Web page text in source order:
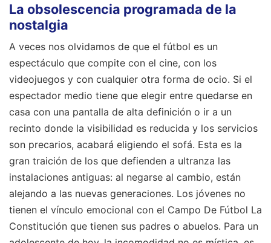
La obsolescencia programada de la
nostalgia
A veces nos olvidamos de que el fútbol es un
espectáculo que compite con el cine, con los
videojuegos y con cualquier otra forma de ocio. Si el
espectador medio tiene que elegir entre quedarse en
casa con una pantalla de alta definición o ir a un
recinto donde la visibilidad es reducida y los servicios
son precarios, acabará eligiendo el sofá. Esta es la
gran traición de los que defienden a ultranza las
instalaciones antiguas: al negarse al cambio, están
alejando a las nuevas generaciones. Los jóvenes no
tienen el vínculo emocional con el Campo De Fútbol La
Constitución que tienen sus padres o abuelos. Para un